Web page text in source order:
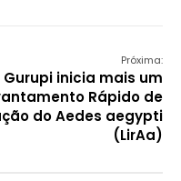
Próxima:
inicia mais um
Rápido de
do Aedes aegypti
(LirAa)